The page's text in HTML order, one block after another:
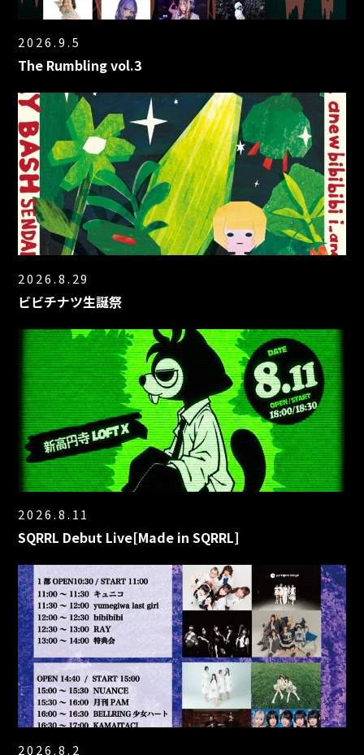
2026.9.5
The Rumbling vol.3
2026.8.29
ビビチナツ生誕祭
2026.8.11
SQRRL Debut Live[Made in SQRRL]
2026.8.2